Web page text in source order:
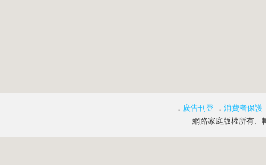
． 廣告刊登 ． 消費者保護
網路家庭版權所有、